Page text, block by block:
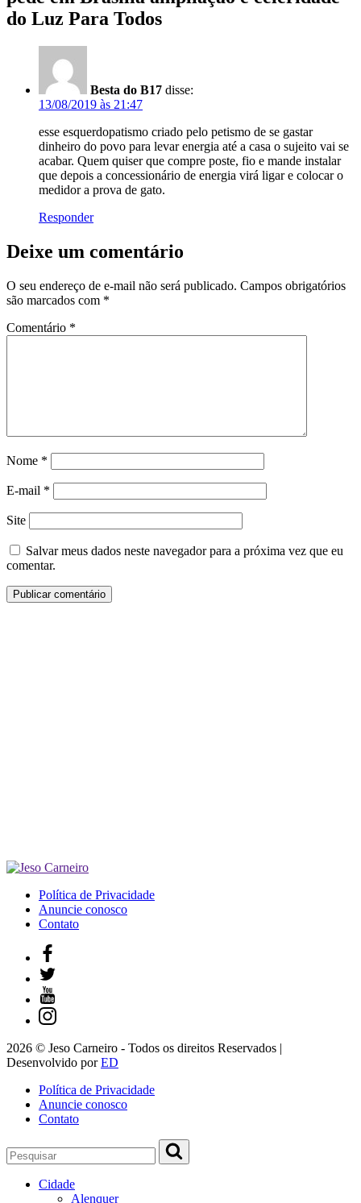
do Luz Para Todos
Besta do B17 disse:
13/08/2019 às 21:47
esse esquerdopatismo criado pelo petismo de se gastar
dinheiro do povo para levar energia até a casa o sujeito vai se
acabar. Quem quiser que compre poste, fio e mande instalar
que depois a concessionário de energia virá ligar e colocar o
medidor a prova de gato.
Responder
Deixe um comentário
O seu endereço de e-mail não será publicado. Campos obrigatórios
são marcados com *
Comentário *
Nome *
E-mail *
Site
Salvar meus dados neste navegador para a próxima vez que eu
comentar.
Política de Privacidade
Anuncie conosco
Contato
2026 © Jeso Carneiro - Todos os direitos Reservados |
Desenvolvido porED
Política de Privacidade
Anuncie conosco
Contato
Cidade
Alenquer